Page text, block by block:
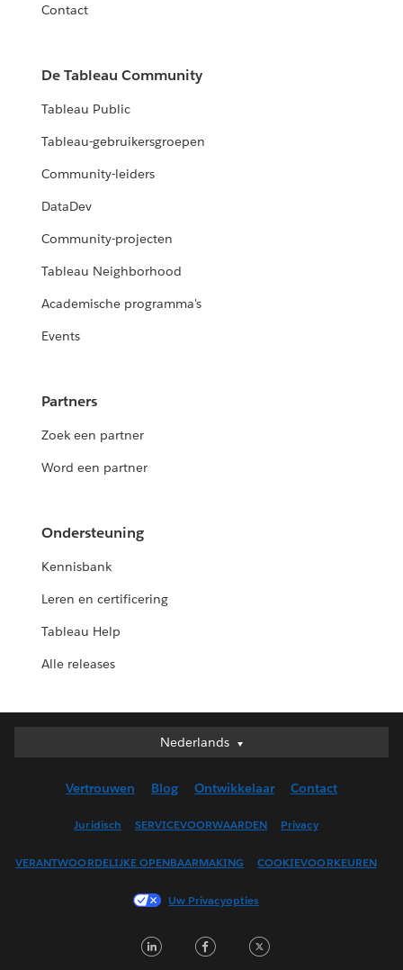
Contact
De Tableau Community
Tableau Public
Tableau-gebruikersgroepen
Community-leiders
DataDev
Community-projecten
Tableau Neighborhood
Academische programma's
Events
Partners
Zoek een partner
Word een partner
Ondersteuning
Kennisbank
Leren en certificering
Tableau Help
Alle releases
Nederlands
Nederlands
English (UK)
Français (Canada)
Français (France)
日本語
Vertrouwen Blog Ontwikkelaar Contact
Juridisch SERVICEVOORWAARDEN Privacy
VERANTWOORDELIJKE OPENBAARMAKING COOKIEVOORKEUREN
Uw Privacyopties
LinkedInFacebook